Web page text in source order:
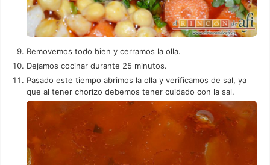
Removemos todo bien y cerramos la olla.
Dejamos cocinar durante 25 minutos.
Pasado este tiempo abrimos la olla y verificamos de sal, ya
que al tener chorizo debemos tener cuidado con la sal.